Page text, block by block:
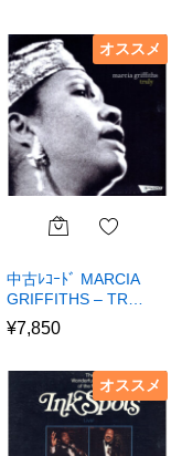
オススメ
中古ﾚｺｰﾄﾞ MARCIA
GRIFFITHS – TR…
¥7,850
オススメ